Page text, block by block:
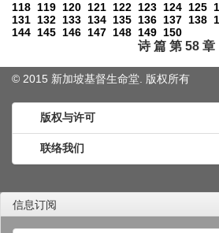
118 119 120 121 122 123 124 125
131 132 133 134 135 136 137 138
144 145 146 147 148 149 150
诗 篇 第 58 章
© 2015 新加坡基督生命堂. 版权所有
版权与许可
联络我们
信息订阅